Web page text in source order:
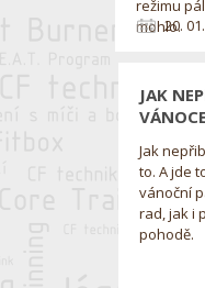
režimu
mohlo.
20.
JAK
VÁNOCE
Jak
to. A jde
vánoční
rad, jak i
pohodě.